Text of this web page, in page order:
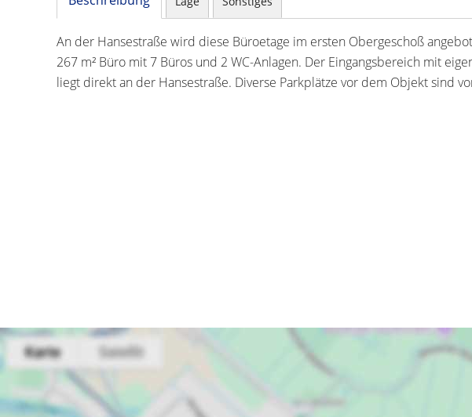
An der Hansestraße wird diese Büroetage im ersten Obergeschoß
267 m² Büro mit 7 Büros und 2 WC-Anlagen. Der Eingangsbereich mit
liegt direkt an der Hansestraße. Diverse Parkplätze vor dem Objekt sind